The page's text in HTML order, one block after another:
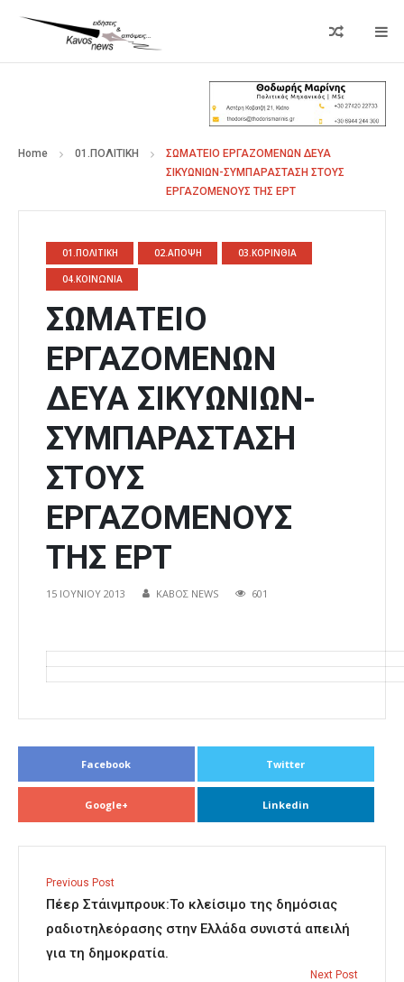
Home 01.ΠΟΛΙΤΙΚΗ
ΣΩΜΑΤΕΙΟ ΕΡΓΑΖΟΜΕΝΩΝ ΔΕΥΑ
ΣΙΚΥΩΝΙΩΝ-ΣΥΜΠΑΡΑΣΤΑΣΗ ΣΤΟΥΣ
ΕΡΓΑΖΟΜΕΝΟΥΣ ΤΗΣ ΕΡΤ
01.ΠΟΛΙΤΙΚΗ 02.ΑΠΟΨΗ 03.ΚΟΡΙΝΘΙΑ
04.ΚΟΙΝΩΝΙΑ
ΣΩΜΑΤΕΙΟ
ΕΡΓΑΖΟΜΕΝΩΝ
ΔΕΥΑ ΣΙΚΥΩΝΙΩΝ-
ΣΥΜΠΑΡΑΣΤΑΣΗ
ΣΤΟΥΣ
ΕΡΓΑΖΟΜΕΝΟΥΣ
ΤΗΣ ΕΡΤ
15 ΙΟΥΝΊΟΥ 2013 ΚΑΒΟΣ NEWS 601
Facebook Twitter
Google+ Linkedin
Previous Post
Πέερ Στάινμπρουκ:Το κλείσιμο της δημόσιας
ραδιοτηλεόρασης στην Ελλάδα συνιστά απειλή
για τη δημοκρατία.
Next Post